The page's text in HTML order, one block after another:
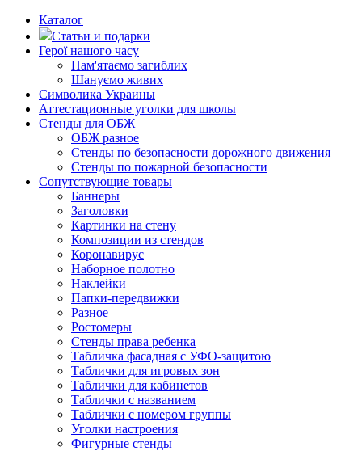
Каталог
Статьи и подарки
Герої нашого часу
Пам'ятаємо загиблих
Шануємо живих
Символика Украины
Аттестационные уголки для школы
Стенды для ОБЖ
ОБЖ разное
Стенды по безопасности дорожного движения
Стенды по пожарной безопасности
Сопутствующие товары
Баннеры
Заголовки
Картинки на стену
Композиции из стендов
Коронавирус
Наборное полотно
Наклейки
Папки-передвижки
Разное
Ростомеры
Стенды права ребенка
Табличка фасадная с УФО-защитою
Таблички для игровых зон
Таблички для кабинетов
Таблички с названием
Таблички с номером группы
Уголки настроения
Фигурные стенды